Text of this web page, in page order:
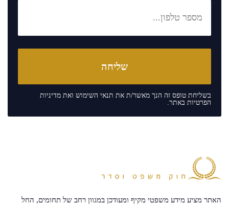
בשליחת טופס זה הנך מאשר/ת את תנאי השימוש ואת מדיניות
הפרטיות באתר.
האתר מציע מידע משפטי מקיף ומעודכן במגוון רחב של תחומים, החל